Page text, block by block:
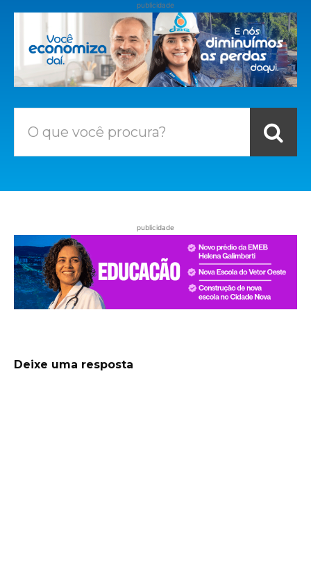
publicidade
O que você procura?
publicidade
Deixe uma resposta